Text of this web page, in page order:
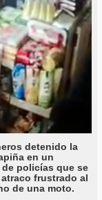
detenido la
en un
policías que se
frustrado al
de una moto.